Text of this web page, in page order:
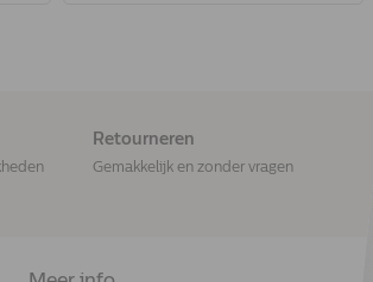
Retourneren
Gemakkelijk en zonder vragen